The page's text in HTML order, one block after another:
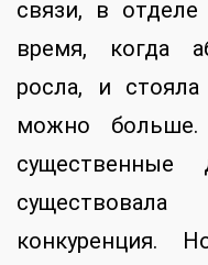
связи, в
время, когда
росла, и
можно больше.
конкуренция.